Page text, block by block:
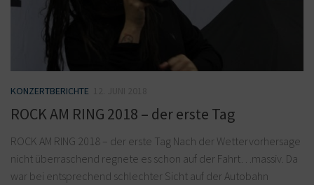
KONZERTBERICHTE
ROCK AM RING 2018 – der erste Tag
ROCK AM RING 2018 – der erste Tag Nach der Wettervorhersage
nicht überraschend regnete es schon auf der Fahrt…massiv. Da
war bei entsprechend schlechter Sicht auf der Autobahn